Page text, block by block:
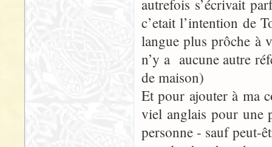
autrefois s’écrivait
c’etait l’intention de
langue plus prôche à
n’y a aucune autre
de maison)
Et pour ajouter à ma
viel anglais pour une
personne - sauf peut-